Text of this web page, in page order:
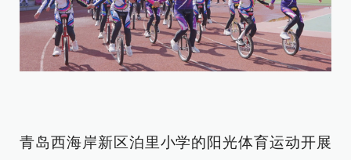
青岛西海岸新区泊里小学的阳光体育运动开展